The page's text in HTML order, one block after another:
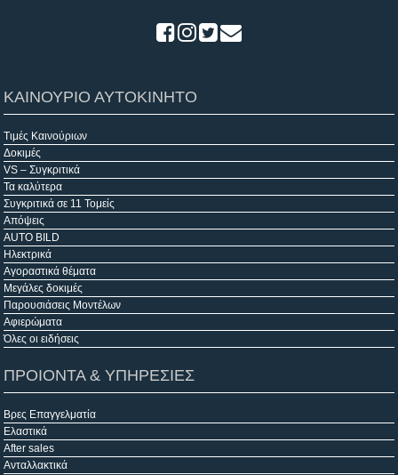
ΚΑΙΝΟΥΡΙΟ ΑΥΤΟΚΙΝΗΤΟ
Τιμές Καινούριων
Δοκιμές
VS – Συγκριτικά
Τα καλύτερα
Συγκριτικά σε 11 Τομείς
Απόψεις
AUTO BILD
Ηλεκτρικά
Αγοραστικά θέματα
Μεγάλες δοκιμές
Παρουσιάσεις Μοντέλων
Αφιερώματα
Όλες οι ειδήσεις
ΠΡΟΙΟΝΤΑ & ΥΠΗΡΕΣΙΕΣ
Βρες Επαγγελματία
Ελαστικά
After sales
Ανταλλακτικά